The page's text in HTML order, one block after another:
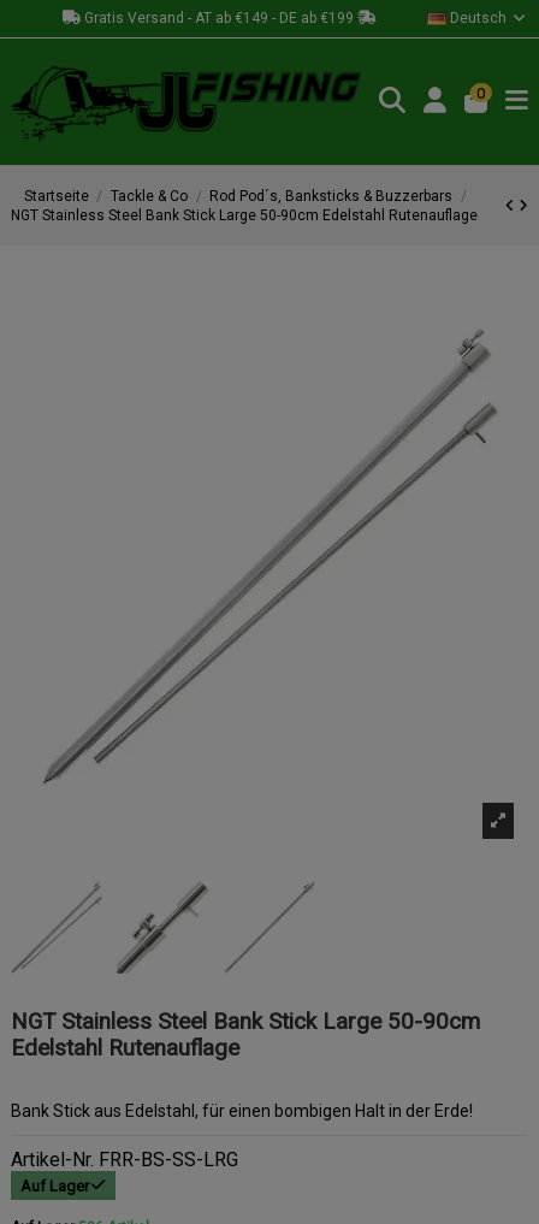
Gratis Versand - AT ab €149 - DE ab €199 Deutsch
0
Startseite Tackle & Co
Rod Pod´s, Banksticks & Buzzerbars
NGT Stainless Steel Bank Stick Large 50-90cm Edelstahl Rutenauflage
NGT Stainless Steel Bank Stick Large 50-90cm
Edelstahl Rutenauflage
Bank Stick aus Edelstahl, für einen bombigen Halt in der Erde!
Artikel-Nr. FRR-BS-SS-LRG
Auf Lager